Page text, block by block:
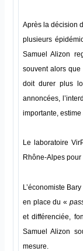
Après la décision
plusieurs
Samuel Alizon
souvent alors que
doit durer plus
annoncées,
importante,
Le laboratoire
Rhône-Alpes pour
L’économiste
en place du «
et différenciée,
Samuel Alizon
mesure.